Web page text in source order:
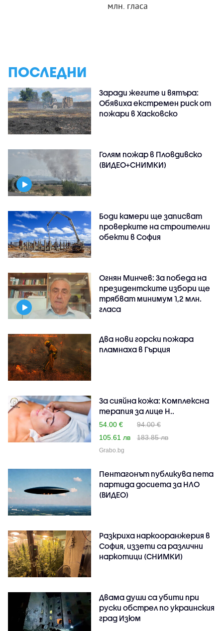
млн. гласа
ПОСЛЕДНИ
Заради жегите и вятъра:
Обявиха екстремен риск от
пожари в Хасковско
Голям пожар в Пловдивско
(ВИДЕО+СНИМКИ)
Боди камери ще записват
проверките на строителни
обекти в София
Огнян Минчев: За победа на
президентските избори ще
трябват минимум 1,2 млн.
гласа
Два нови горски пожара
пламнаха в Гърция
За сияйна кожа: Комплексна
терапия за лице H..
54.00 €
94.00 €
105.61 лв
183.85 лв
Grabo.bg
Пентагонът публикува пета
партида досиета за НЛО
(ВИДЕО)
Разкриха наркооранжерия в
София, иззети са различни
наркотици (СНИМКИ)
Двама души са убити при
руски обстрeл по украинския
град Изюм